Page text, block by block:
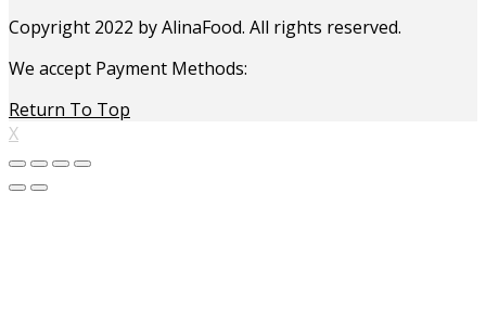
Copyright 2022 by AlinaFood. All rights reserved.
We accept Payment Methods:
Return To Top
X